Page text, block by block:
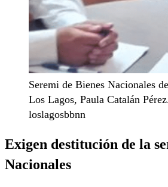
Seremi de Bienes Nacionales
Los Lagos, Paula Catalán
loslagosbbnn
Exigen destitución de la
Nacionales